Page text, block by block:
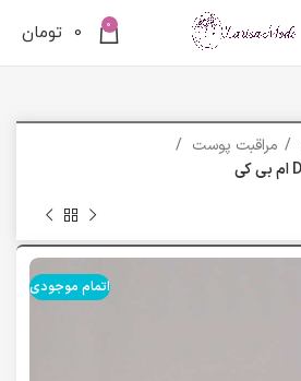
0
0 تومان
مراقبت پوست
اتمام موجودی